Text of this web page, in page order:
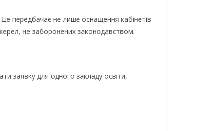
Це передбачає не лише оснащення кабінетів
не заборонених законодавством.
заявку для одного закладу освіти,